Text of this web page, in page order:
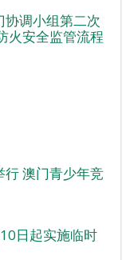
调小组第二次
火安全监管流程
澳门青少年竞
日起实施临时